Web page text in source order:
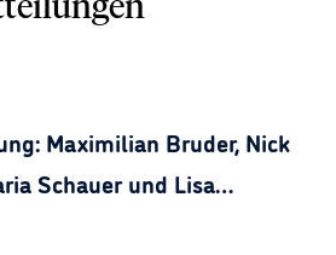
Maximilian Bruder, Nick
Schauer und Lisa